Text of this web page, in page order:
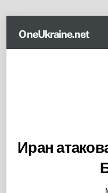
content
OneUkraine.net
Иран